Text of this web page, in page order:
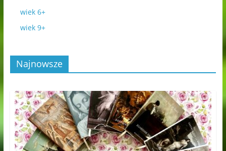
wiek 6+
wiek 9+
Najnowsze